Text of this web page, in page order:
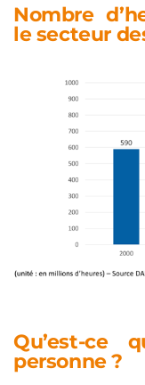
Nombre
le secteur
Qu’est-ce
personne ?